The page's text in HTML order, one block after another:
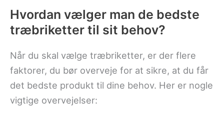
Hvordan vælger man de bedste
træbriketter til sit behov?
Når du skal vælge træbriketter, er der flere
faktorer, du bør overveje for at sikre, at du får
det bedste produkt til dine behov. Her er nogle
vigtige overvejelser: